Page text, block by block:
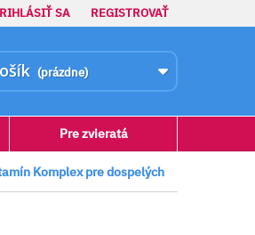
SA REGISTROVAŤ
(prázdne)
Pre zvieratá
Komplex pre dospelých